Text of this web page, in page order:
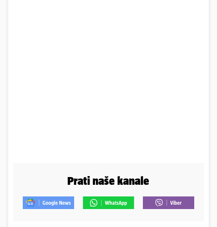
Prati naše kanale